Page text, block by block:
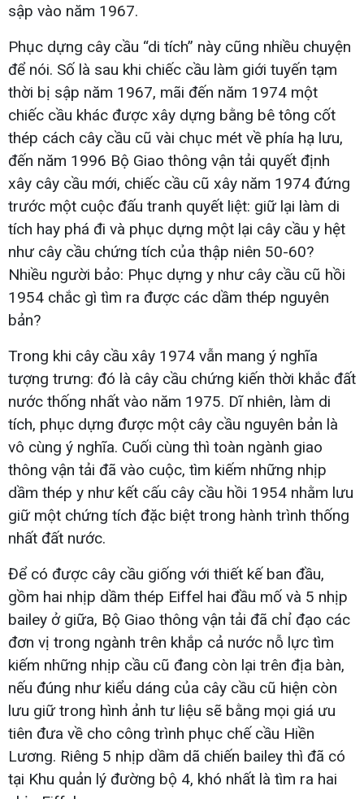
sập vào năm 1967.
Phục dựng cây cầu “di tích” này cũng nhiều chuyện
để nói. Số là sau khi chiếc cầu làm giới tuyến tạm
thời bị sập năm 1967, mãi đến năm 1974 một
chiếc cầu khác được xây dựng bằng bê tông cốt
thép cách cây cầu cũ vài chục mét về phía hạ lưu,
đến năm 1996 Bộ Giao thông vận tải quyết định
xây cây cầu mới, chiếc cầu cũ xây năm 1974 đứng
trước một cuộc đấu tranh quyết liệt: giữ lại làm di
tích hay phá đi và phục dựng một lại cây cầu y hệt
như cây cầu chứng tích của thập niên 50-60?
Nhiều người bảo: Phục dựng y như cây cầu cũ hồi
1954 chắc gì tìm ra được các dầm thép nguyên
bản?
Trong khi cây cầu xây 1974 vẫn mang ý nghĩa
tượng trưng: đó là cây cầu chứng kiến thời khắc đất
nước thống nhất vào năm 1975. Dĩ nhiên, làm di
tích, phục dựng được một cây cầu nguyên bản là
vô cùng ý nghĩa. Cuối cùng thì toàn ngành giao
thông vận tải đã vào cuộc, tìm kiếm những nhịp
dầm thép y như kết cấu cây cầu hồi 1954 nhằm lưu
giữ một chứng tích đặc biệt trong hành trình thống
nhất đất nước.
Để có được cây cầu giống với thiết kế ban đầu,
gồm hai nhịp dầm thép Eiffel hai đầu mố và 5 nhịp
bailey ở giữa, Bộ Giao thông vận tải đã chỉ đạo các
đơn vị trong ngành trên khắp cả nước nỗ lực tìm
kiếm những nhịp cầu cũ đang còn lại trên địa bàn,
nếu đúng như kiểu dáng của cây cầu cũ hiện còn
lưu giữ trong hình ảnh tư liệu sẽ bằng mọi giá ưu
tiên đưa về cho công trình phục chế cầu Hiền
Lương. Riêng 5 nhịp dầm dã chiến bailey thì đã có
tại Khu quản lý đường bộ 4, khó nhất là tìm ra hai